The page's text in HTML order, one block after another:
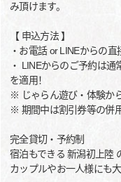
み頂けます。
【 申込方法 】
・お電話 or LINEからの直
・ LINEからのご予約は
を適用！
※ じゃらん遊び・体験か
※ 期間中は割引券等の併
完全貸切・予約制
宿泊もできる 新潟初上陸
カップルやお一人様にも大